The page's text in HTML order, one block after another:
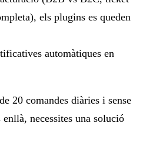
els plugins es queden
automàtiques en
20 comandes diàries i sense
necessites una solució